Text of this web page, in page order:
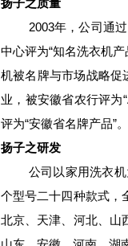
扬子之质量
2003年，公司通过了
中心评为“知名洗衣机
机被名牌与市场战略促
业，被安徽省农行评为
评为“安徽省名牌产品
扬子之研发
公司以家用洗衣机为
个型号二十四种款式，
北京、天津、河北、山